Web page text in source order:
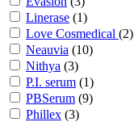
Linerase (1)
Love Cosmedical (2)
Neauvia (10)
Nithya (3)
P.I. serum (1)
PBSerum (9)
Phillex (3)